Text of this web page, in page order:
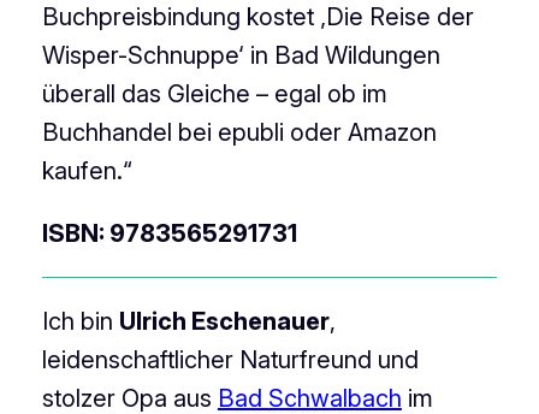
Buchpreisbindung kostet ‚Die Reise der
Wisper-Schnuppe‘ in Bad Wildungen
überall das Gleiche – egal ob im
Buchhandel bei epubli oder Amazon
kaufen.“
ISBN: 9783565291731
Ich bin Ulrich Eschenauer,
leidenschaftlicher Naturfreund und
stolzer Opa aus Bad Schwalbach im